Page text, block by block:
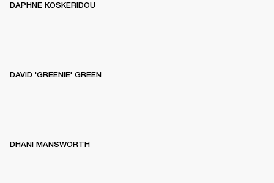
DAPHNE KOSKERIDOU
DAVID 'GREENIE' GREEN
DHANI MANSWORTH